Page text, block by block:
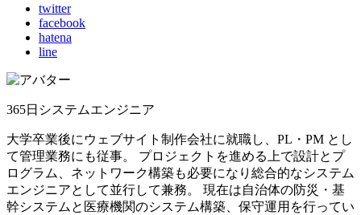
twitter
facebook
hatena
line
365日システムエンジニア
大学卒業後にウェブサイト制作会社に就職し、PL・PM とし
て管理業務にも従事。 プロジェクトを進める上で設計とプ
ログラム、ネットワーク構築も必要になり総合的なシステム
エンジニアとして並行して兼務。 現在は自治体の防災・基
幹システムと医療機関のシステム構築、保守運用を行ってい